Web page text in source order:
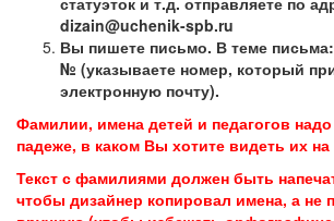
dizain@uchenik-spb.ru
Вы пишете письмо. В теме
№ (указываете номер, который
электронную почту).
Фамилии, имена детей и педагогов
падеже, в каком Вы хотите видеть их
Текст с фамилиями должен быть
чтобы дизайнер копировал имена, а не